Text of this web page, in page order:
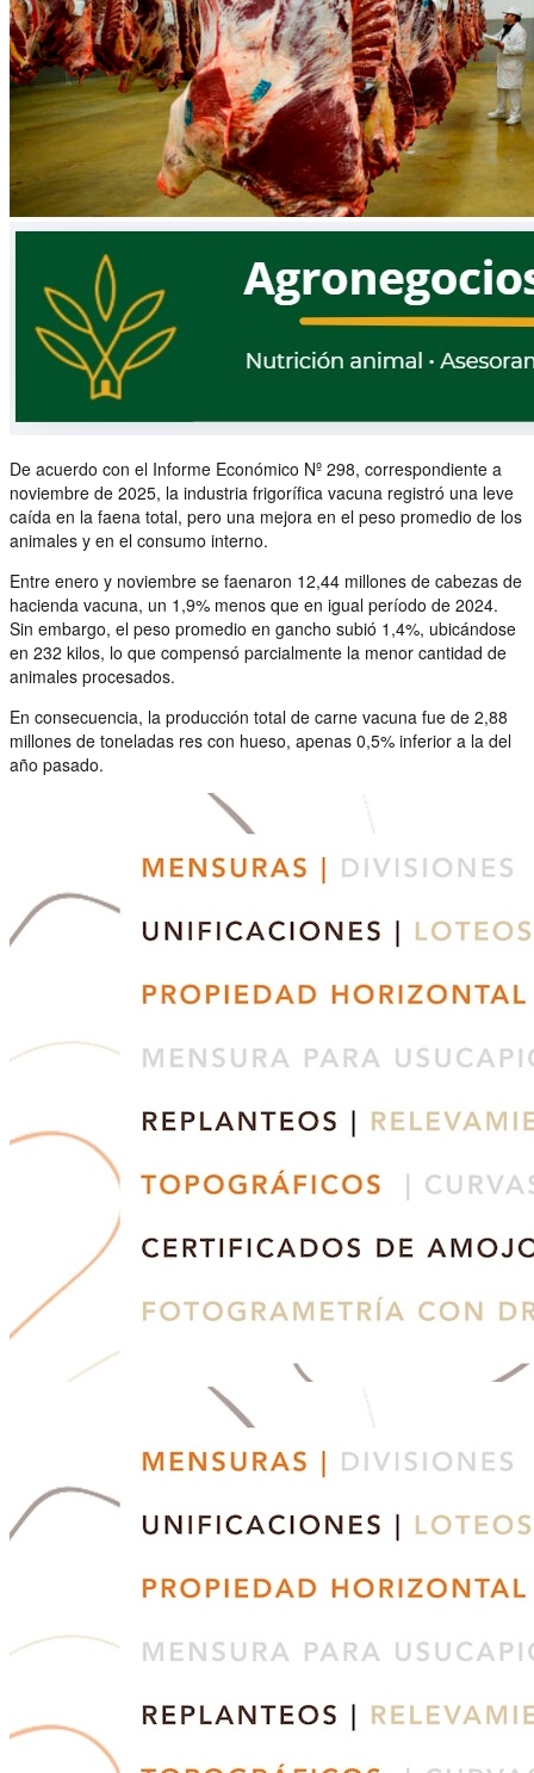
De acuerdo con el Informe Económico Nº 298, correspondiente a
noviembre de 2025, la industria frigorífica vacuna registró una leve
caída en la faena total, pero una mejora en el peso promedio de los
animales y en el consumo interno.
Entre enero y noviembre se faenaron 12,44 millones de cabezas de
hacienda vacuna, un 1,9% menos que en igual período de 2024.
Sin embargo, el peso promedio en gancho subió 1,4%, ubicándose
en 232 kilos, lo que compensó parcialmente la menor cantidad de
animales procesados.
En consecuencia, la producción total de carne vacuna fue de 2,88
millones de toneladas res con hueso, apenas 0,5% inferior a la del
año pasado.